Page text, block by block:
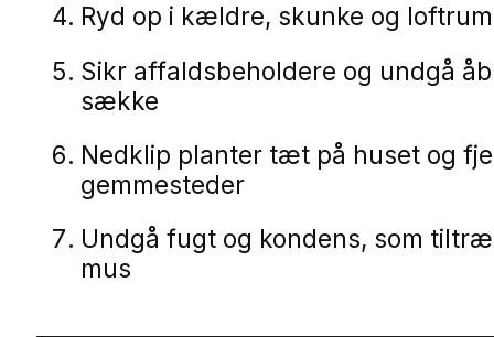
Ryd op i kældre, skunke og loftrum
Sikr affaldsbeholdere og undgå
sække
Nedklip planter tæt på huset og
gemmesteder
Undgå fugt og kondens, som
mus